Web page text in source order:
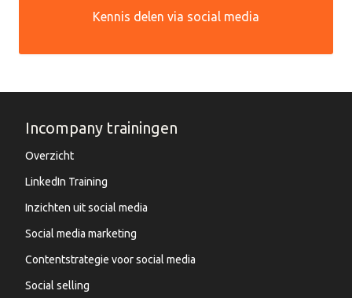
Kennis delen via social media
Incompany trainingen
Overzicht
LinkedIn Training
Inzichten uit social media
Social media marketing
Contentstrategie voor social media
Social selling